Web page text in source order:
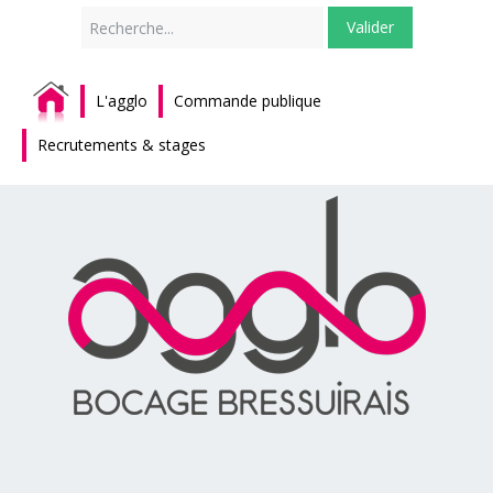
Valider
L'agglo Commande publique
Recrutements & stages